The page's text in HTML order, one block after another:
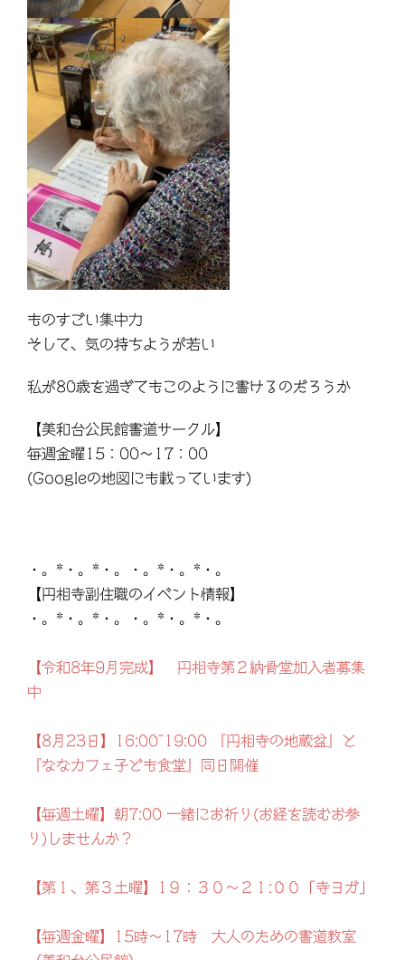
ものすごい集中力
そして、気の持ちようが若い
私が80歳を過ぎてもこのように書けるのだろうか
【美和台公民館書道サークル】
毎週金曜15：00〜17：00
(Googleの地図にも載っています)
・。*・。*・。・。*・。*・。
【円相寺副住職のイベント情報】
・。*・。*・。・。*・。*・。
【令和8年9月完成】 円相寺第２納骨堂加入者募集
中
【8月23日】16:00~19:00 『円相寺の地蔵盆』と
『ななカフェ子ども食堂』同日開催
【毎週土曜】朝7:00 一緒にお祈り(お経を読むお参
り)しませんか？
【第１、第３土曜】1９：３０～２１:００「寺ヨガ」
【毎週金曜】15時～17時 大人のための書道教室